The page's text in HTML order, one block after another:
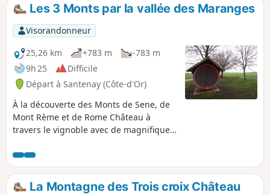
Les 3 Monts par la vallée des Maranges
Visorandonneur
25,26 km
+783 m
-783 m
9h 25
Difficile
Départ à Santenay (Côte-d'Or)
À la découverte des Monts de Sene, de
Mont Rème et de Rome Château à
travers le vignoble avec de magnifiques
La Montagne des Trois croix Château